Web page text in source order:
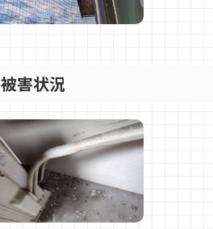
被害状況